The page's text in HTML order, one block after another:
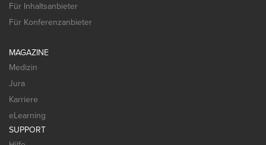
Für Inhaltsanbieter
Für Konferenzanbieter
MAGAZINE
Medizin
Jura
Karriere
eLearning
SUPPORT